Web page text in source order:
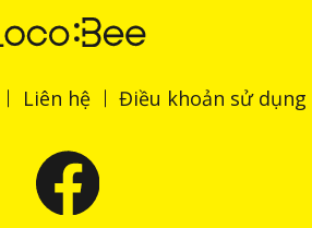
Liên hệ Điều khoản sử dụng